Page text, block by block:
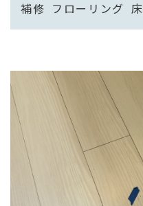
補修 フローリング 床